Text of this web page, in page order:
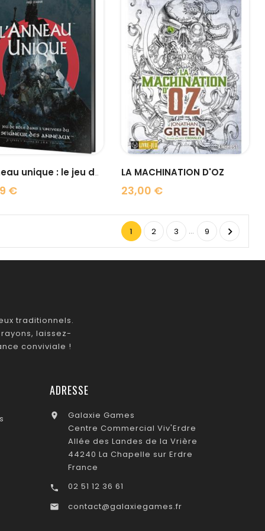
visibility
L'anneau unique : le jeu de...
€
visibility
LA MACHINATION D'OZ
23,00 €
Prix
1 2 3 … 9 
traditionnels.
laissez-
conviviale !
ADRESSE

Galaxie Games
Centre Commercial Viv'Erdre
Allée des Landes de la Vrière
44240 La Chapelle sur Erdre
France
 02 51 12 36 61
 contact@galaxiegames.fr